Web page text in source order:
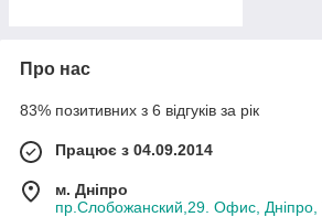
Про нас
83% позитивних з 6 відгуків за рік
Працює з 04.09.2014
м. Дніпро
пр.Слобожанский,29. Офис, Дніпро,